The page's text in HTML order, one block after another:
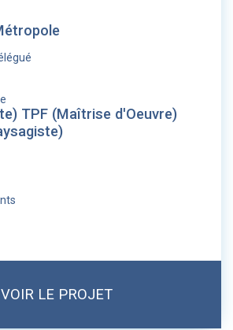
TPF (Maîtrise d'Oeuvre)
VOIR LE PROJET